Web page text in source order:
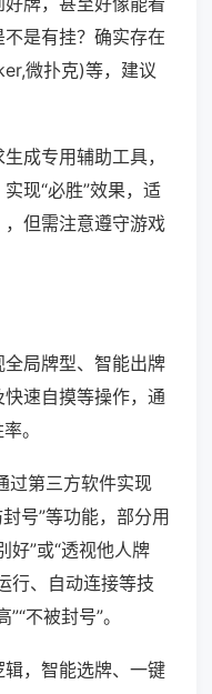
是有挂？确实存在
微扑克)等，建议
成专用辅助工具，
现“必胜”效果，适
但需注意遵守游戏
局牌型、智能出牌
速自摸等操作，通
。
过第三方软件实现
号”等功能，部分用
好”或“透视他人牌
行、自动连接等技
不被封号”。
，智能选牌、一键